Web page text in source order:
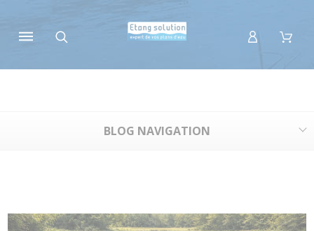
BLOG NAVIGATION